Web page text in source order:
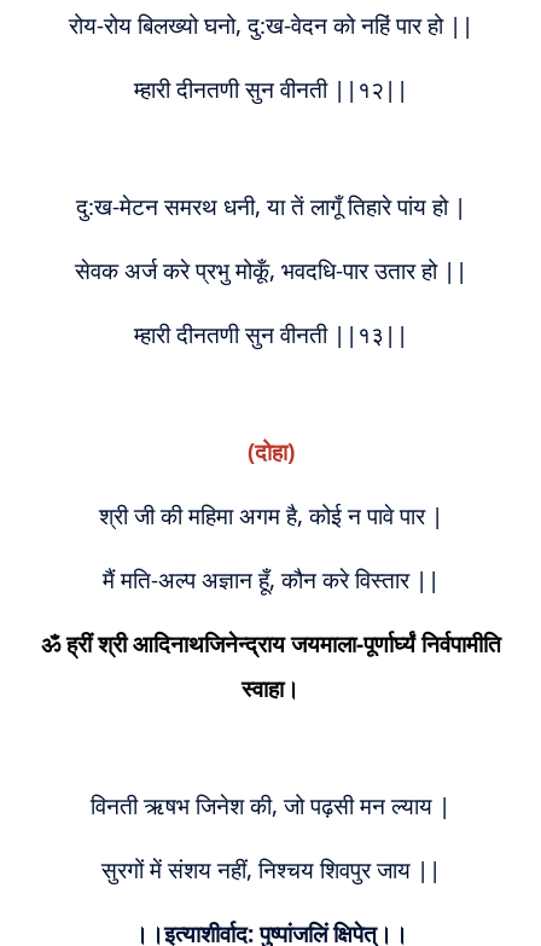
रोय-रोय बिलख्यो घनो, दु:ख-वेदन को नहिं पार हो ||
म्हारी दीनतणी सुन वीनती ||१२||
दु:ख-मेटन समरथ धनी, या तें लागूँ तिहारे पांय हो |
सेवक अर्ज करे प्रभु मोकूँ, भवदधि-पार उतार हो ||
म्हारी दीनतणी सुन वीनती ||१३||
(दोहा)
श्री जी की महिमा अगम है, कोई न पावे पार |
मैं मति-अल्प अज्ञान हूँ, कौन करे विस्तार ||
ॐ ह्रीं श्री आदिनाथजिनेन्द्राय जयमाला-पूर्णार्घ्यं निर्वपामीति
स्वाहा।
विनती ऋषभ जिनेश की, जो पढ़सी मन ल्याय |
सुरगों में संशय नहीं, निश्चय शिवपुर जाय ||
।।इत्याशीर्वाद: पुष्पांजलिं क्षिपेत्।।